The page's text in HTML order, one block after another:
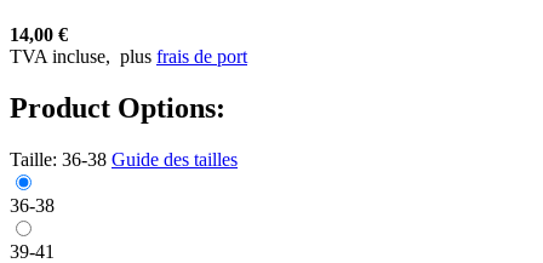
14,00 €
TVA incluse, plus frais de port
Product Options:
Taille: 36-38 Guide des tailles
36-38
39-41